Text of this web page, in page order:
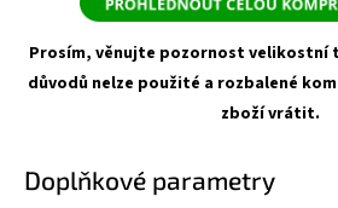
Prosím, věnujte pozornost velikostní
důvodů nelze použité a rozbalené
zboží vrátit.
Doplňkové parametry